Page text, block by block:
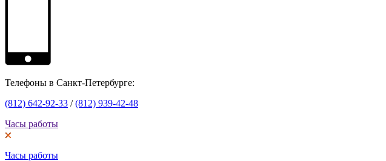
Телефоны в Санкт-Петербурге:
(812) 642-92-33 /(812) 939-42-48
Часы работы
Часы работы